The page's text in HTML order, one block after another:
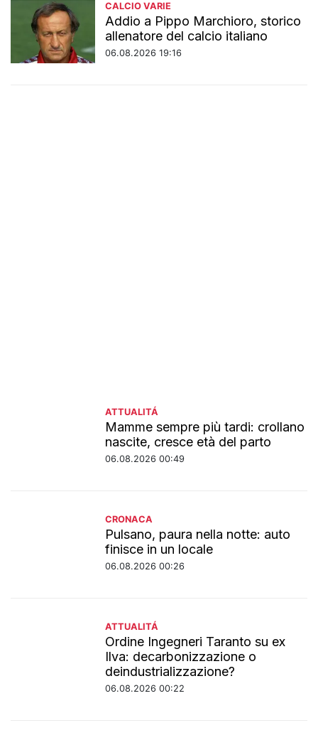
CALCIO VARIE
Addio a Pippo Marchioro, storico
allenatore del calcio italiano
06.08.2026 19:16
ATTUALITÁ
Mamme sempre più tardi: crollano
nascite, cresce età del parto
06.08.2026 00:49
CRONACA
Pulsano, paura nella notte: auto
finisce in un locale
06.08.2026 00:26
ATTUALITÁ
Ordine Ingegneri Taranto su ex
Ilva: decarbonizzazione o
deindustrializzazione?
06.08.2026 00:22